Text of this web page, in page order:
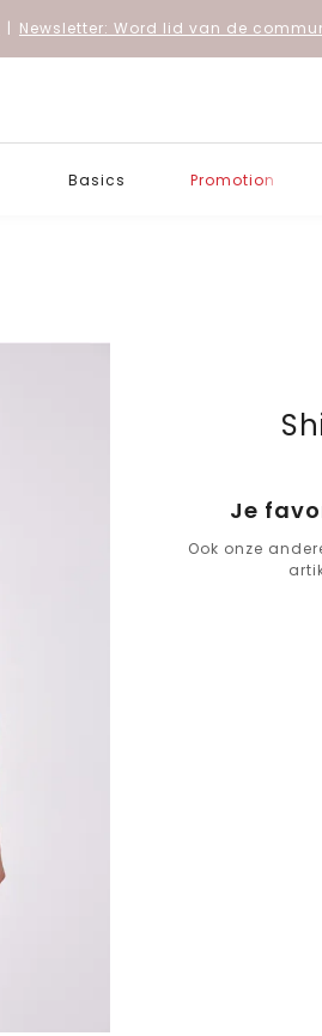
| Newsletter: Word lid van de
Basics Promotion
Je
Ook onze